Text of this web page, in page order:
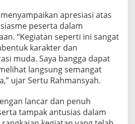
apresiasi atas
peserta dalam
“Kegiatan seperti ini sangat
karakter dan
muda. Saya bangga dapat
langsung semangat
ujar Sertu Rahmansyah.
lancar dan penuh
tampak antusias dalam